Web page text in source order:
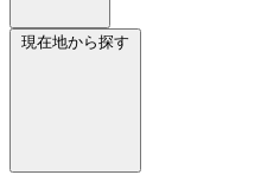
現在地から探す